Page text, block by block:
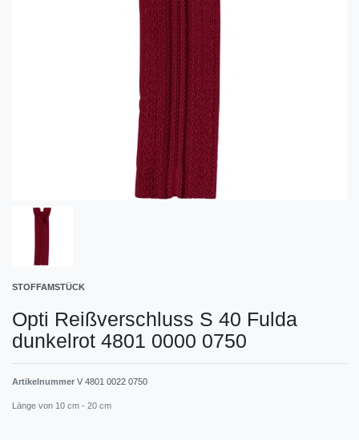
STOFFAMSTÜCK
Opti Reißverschluss S 40 Fulda
dunkelrot 4801 0000 0750
Artikelnummer V 4801 0022 0750
Länge von 10 cm - 20 cm